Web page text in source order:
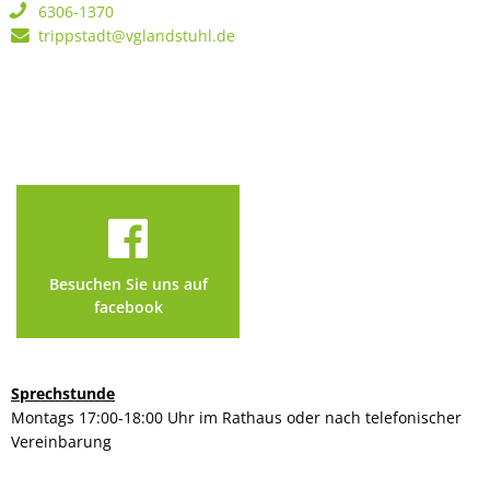
6306-1370
trippstadt@vglandstuhl.de
Besuchen Sie uns auf
facebook
Sprechstunde
Montags 17:00-18:00 Uhr im Rathaus oder nach telefonischer
Vereinbarung